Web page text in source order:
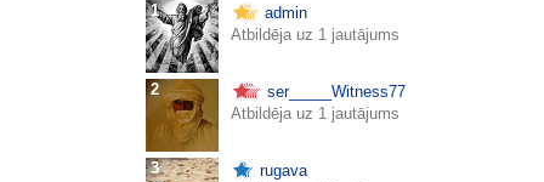
1
admin
Atbildēja uz 1 jautājums
2
ser_____Witness77
Atbildēja uz 1 jautājums
3
rugava